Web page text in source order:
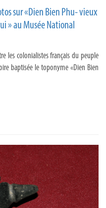
sur «Dien Bien Phu- vieux
» au Musée National
les colonialistes français du peuple
baptisée le toponyme «Dien Bien